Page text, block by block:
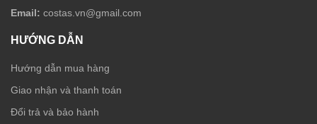
Email: costas.vn@gmail.com
HƯỚNG DẪN
Hướng dẫn mua hàng
Giao nhận và thanh toán
Đổi trả và bảo hành